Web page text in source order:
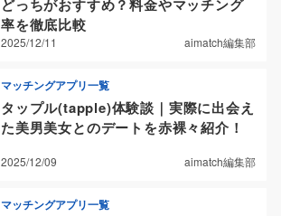
どっちがおすすめ？料金やマッチング
率を徹底比較
2025/12/11 aimatch編集部
マッチングアプリ一覧
タップル(tapple)体験談｜実際に出会え
た美男美女とのデートを赤裸々紹介！
2025/12/09 aimatch編集部
マッチングアプリ一覧